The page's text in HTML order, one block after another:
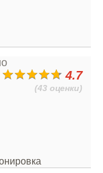
4.7
(43 оценки)